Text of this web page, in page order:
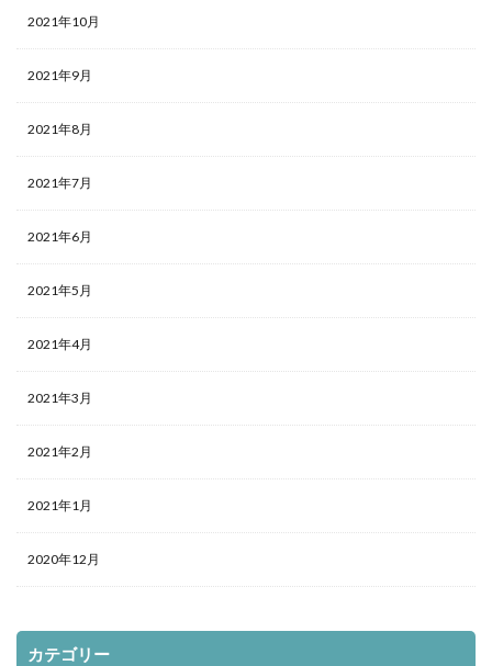
2021年10月
2021年9月
2021年8月
2021年7月
2021年6月
2021年5月
2021年4月
2021年3月
2021年2月
2021年1月
2020年12月
カテゴリー